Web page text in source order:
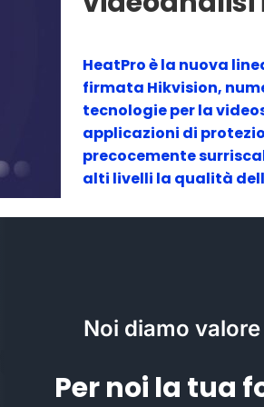
HeatPro è la nuova
firmata Hikvision,
tecnologie per la
applicazioni di
precocemente
alti livelli la qualità
Noi diamo
Per noi la tua